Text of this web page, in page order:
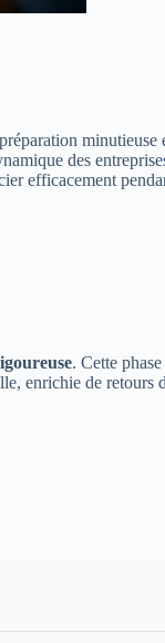
minutieuse
des
efficacement
. Cette
enrichie de retours